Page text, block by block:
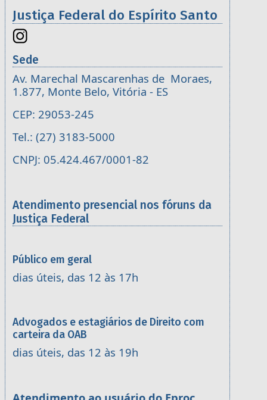
Justiça Federal do Espírito Santo
Sede
Av. Marechal Mascarenhas de Moraes,
1.877, Monte Belo, Vitória - ES
CEP: 29053-245
Tel.: (27) 3183-5000
CNPJ: 05.424.467/0001-82
Atendimento presencial nos fóruns da
Justiça Federal
Público em geral
dias úteis, das 12 às 17h
Advogados e estagiários de Direito com
carteira da OAB
dias úteis, das 12 às 19h